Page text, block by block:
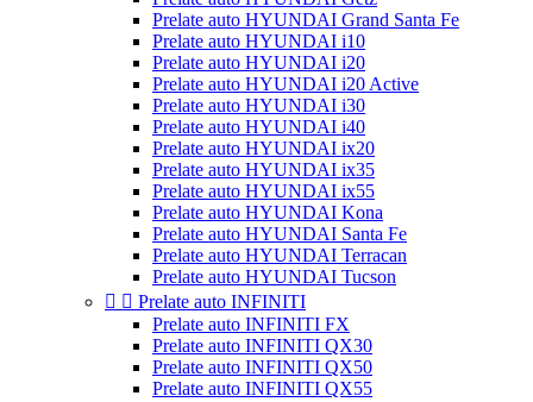
Prelate auto HYUNDAI Grand Santa Fe
Prelate auto HYUNDAI i10
Prelate auto HYUNDAI i20
Prelate auto HYUNDAI i20 Active
Prelate auto HYUNDAI i30
Prelate auto HYUNDAI i40
Prelate auto HYUNDAI ix20
Prelate auto HYUNDAI ix35
Prelate auto HYUNDAI ix55
Prelate auto HYUNDAI Kona
Prelate auto HYUNDAI Santa Fe
Prelate auto HYUNDAI Terracan
Prelate auto HYUNDAI Tucson
  Prelate auto INFINITI
Prelate auto INFINITI FX
Prelate auto INFINITI QX30
Prelate auto INFINITI QX50
Prelate auto INFINITI QX55